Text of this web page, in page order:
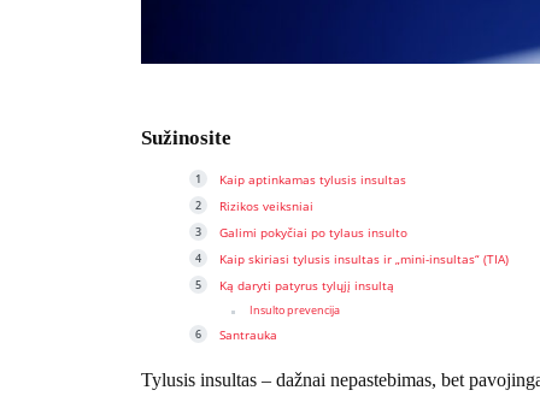
Sužinosite
Kaip aptinkamas tylusis insultas
Rizikos veiksniai
Galimi pokyčiai po tylaus insulto
Kaip skiriasi tylusis insultas ir „mini-insultas“ (TIA)
Ką daryti patyrus tylųjį insultą
Insulto prevencija
Santrauka
Tylusis insultas – dažnai nepastebimas, bet